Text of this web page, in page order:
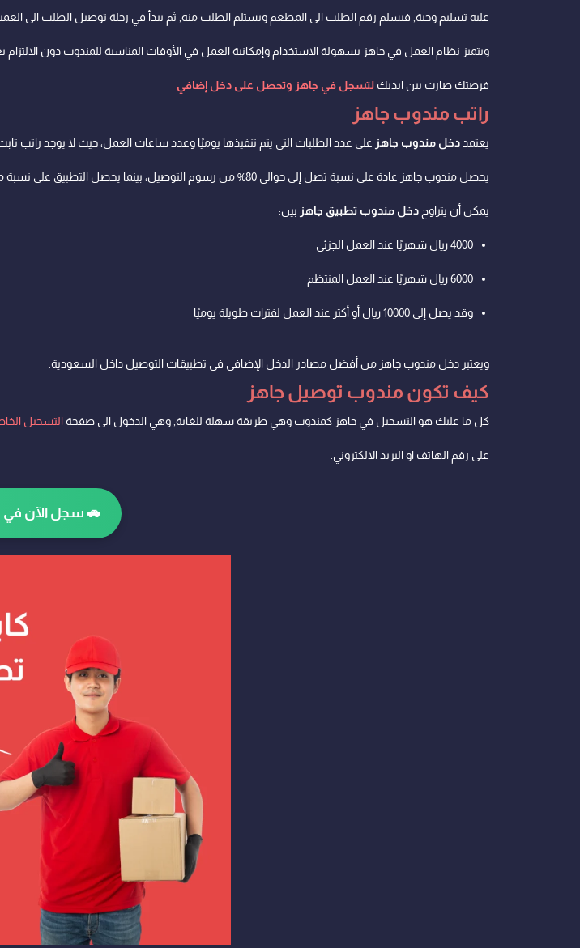
عليه تسليم وجبة, فيسلم رقم الطلب الى المطعم ويستلم الطلب منه, ثم يبدأ في رحلة توصيل الطلب الى
ويتميز نظام العمل في جاهز بسهولة الاستخدام وإمكانية العمل في الأوقات المناسبة للمندوب دون
فرصتك صارت بين ايديك لتسجل في جاهز وتحصل على دخل إضافي
راتب مندوب جاهز
يعتمد دخل مندوب جاهز على عدد الطلبات التي يتم تنفيذها يوميًا وعدد ساعات العمل، حيث لا يوجد راتب
يحصل مندوب جاهز عادة على نسبة تصل إلى حوالي 80% من رسوم التوصيل، بينما يحصل التطبيق على نسبة من الأرباح مقابل تشغيل الخدمة.
يمكن أن يتراوح دخل مندوب تطبيق جاهز بين:
4000 ريال شهريًا عند العمل الجزئي
6000 ريال شهريًا عند العمل المنتظم
وقد يصل إلى 10000 ريال أو أكثر عند العمل لفترات طويلة يوميًا
ويعتبر دخل مندوب جاهز من أفضل مصادر الدخل الإضافي في تطبيقات التوصيل داخل السعودية.
كيف تكون مندوب توصيل جاهز
كل ما عليك هو التسجيل في جاهز كمندوب وهي طريقة سهلة للغاية, وهي الدخول الى صفحةالتسجيل
على رقم الهاتف او البريد الالكتروني.
🚗 سجل الآن في